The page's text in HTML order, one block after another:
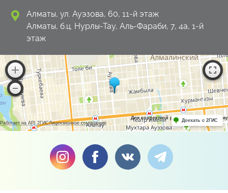
Алматы, ул. Ауэзова, 60, 11-й этаж
Алматы, б.ц. Нурлы-Тау, Аль-Фараби, 7, 4а, 1-й
этаж
Работает на API 2ГИСЛицензионное соглашение
Для корректной работы Raster JS API
Доехать с 2ГИС